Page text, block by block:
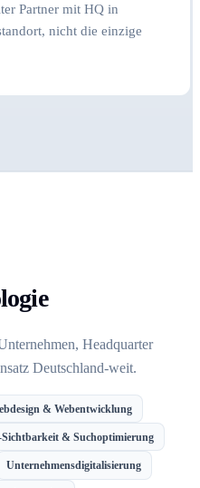
Partner mit HQ in
nicht die einzige
Headquarter
Deutschland-weit.
& Webentwicklung
& Suchoptimierung
Unternehmensdigitalisierung